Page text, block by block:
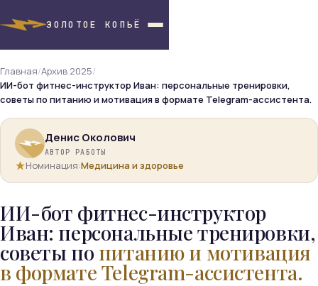
ЗОЛОТОЕ КОПЬЁ
Главная/Архив 2025/
ИИ-бот фитнес-инструктор Иван: персональные тренировки,
советы по питанию и мотивация в формате Telegram-ассистента.
Денис Околович
АВТОР РАБОТЫ
Номинация:Медицина и здоровье
ИИ-бот фитнес-инструктор
Иван: персональные тренировки,
советы по питанию и мотивация
в формате Telegram-ассистента.